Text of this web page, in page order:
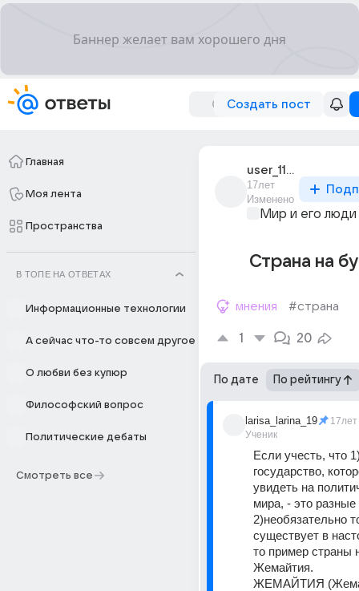
Создать пост
Главная
Моя лента
Пространства
В ТОПЕ НА ОТВЕТАХ
Информационные технологии
А сейчас что-то совсем другое
О любви без купюр
Философский вопрос
Политические дебаты
Смотреть все
user_11413047
17лет
Изменено
Мир и его люди
Страна на
мнения #страна
1 20
По дате По рейтингу
larisa_larina_19
Ученик
17лет
Если учесть, что
государство,
увидеть на
мира, - это разные
2)необязательно
существует в
то пример страны
Жемайтия.
ЖЕМАЙТИЯ